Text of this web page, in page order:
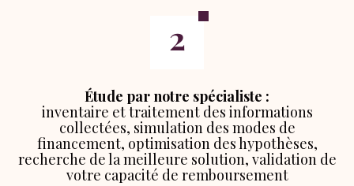
Étude par notre spécialiste :
inventaire et traitement des informations
collectées, simulation des modes de
financement, optimisation des hypothèses,
recherche de la meilleure solution, validation de
votre capacité de remboursement